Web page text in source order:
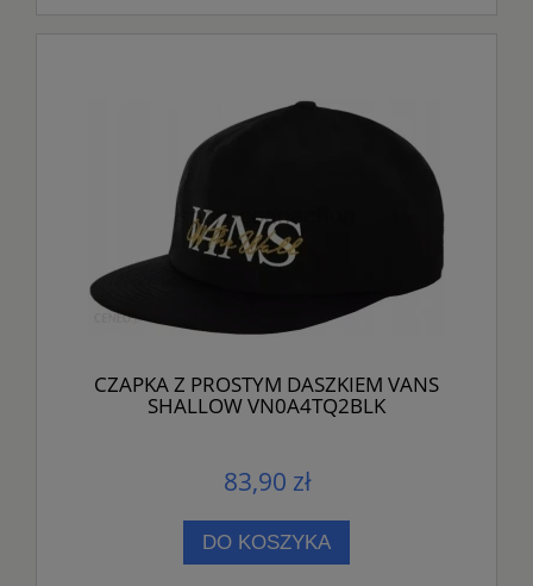
CZAPKA Z PROSTYM DASZKIEM VANS
SHALLOW VN0A4TQ2BLK
83,90 zł
DO KOSZYKA